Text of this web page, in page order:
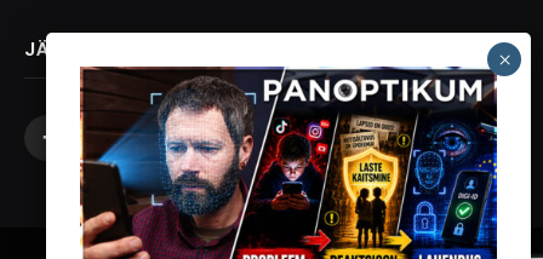
JÄLGI SOTSIAALMEEDIAS
Facebook
X
(Twitter)
InstagramYouTubeTelegram